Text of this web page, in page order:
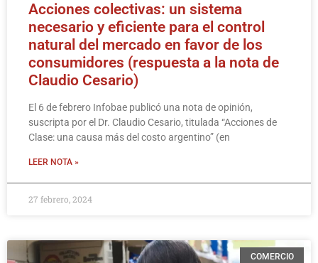
Acciones colectivas: un sistema
necesario y eficiente para el control
natural del mercado en favor de los
consumidores (respuesta a la nota de
Claudio Cesario)
El 6 de febrero Infobae publicó una nota de opinión,
suscripta por el Dr. Claudio Cesario, titulada “Acciones de
Clase: una causa más del costo argentino” (en
LEER NOTA »
27 febrero, 2024
COMERCIO